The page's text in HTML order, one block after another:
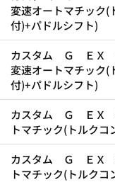
変速オートマチック(
付)+パドルシフト)
カスタム Ｇ ＥＸ
変速オートマチック(
付)+パドルシフト)
カスタム Ｇ ＥＸ
トマチック(トルクコ
カスタム Ｇ ＥＸ
トマチック(トルクコ